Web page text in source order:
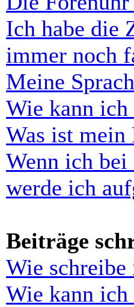
Ich habe die
immer noch
Meine
Wie kann ich
Was ist mein
Wenn ich
werde ich
Beiträge
Wie schreibe
Wie kann ich